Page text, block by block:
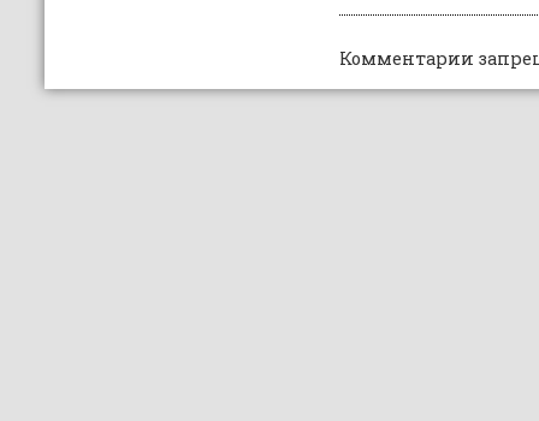
Комментарии